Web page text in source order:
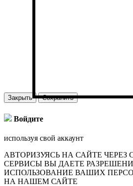
Закрыть Сохранить
Войдите
используя свой аккаунт
АВТОРИЗУЯСЬ НА САЙТЕ
СЕРВИСЫ ВЫ ДАЕТЕ
ИСПОЛЬЗОВАНИЕ ВАШИХ
НА НАШЕМ САЙТЕ